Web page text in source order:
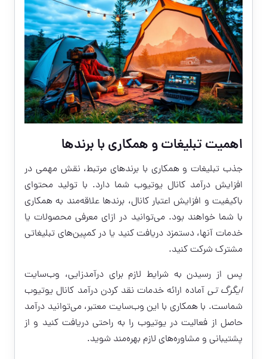
اهمیت تبلیغات و همکاری با برندها
جذب تبلیغات و همکاری با برندهای مرتبط، نقش مهمی در
افزایش درآمد کانال یوتیوب شما دارد. با تولید محتوای
باکیفیت و افزایش اعتبار کانال، برندها علاقه‌مند به همکاری
با شما خواهند بود. می‌توانید در ازای معرفی محصولات یا
خدمات آنها، دستمزد دریافت کنید یا در کمپین‌های تبلیغاتی
مشترک شرکت کنید.
پس از رسیدن به شرایط لازم برای درآمدزایی، وب‌سایت
ایگرگ تی آماده ارائه خدمات نقد کردن درآمد کانال یوتیوب
شماست. با همکاری با این وب‌سایت معتبر، می‌توانید درآمد
حاصل از فعالیت در یوتیوب را به راحتی دریافت کنید و از
پشتیبانی و مشاوره‌های لازم بهره‌مند شوید.